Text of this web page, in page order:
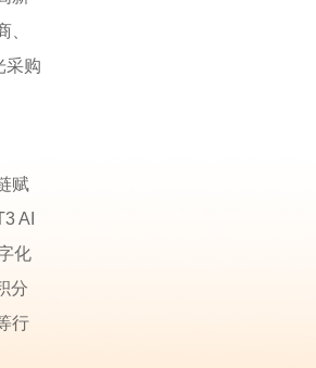
采购
赋
AI
化
分
行